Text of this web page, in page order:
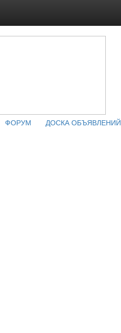
ФОРУМ ДОСКА ОБЪЯВЛЕНИЙ